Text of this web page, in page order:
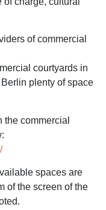
of commercial
courtyards in
plenty of space
commercial
spaces are
of the screen of the